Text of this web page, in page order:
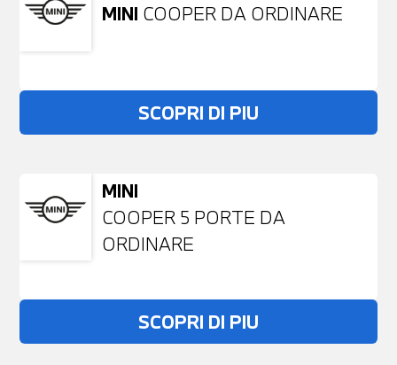
MINI COOPER DA ORDINARE
SCOPRI DI PIU
MINI
COOPER 5 PORTE DA
ORDINARE
SCOPRI DI PIU